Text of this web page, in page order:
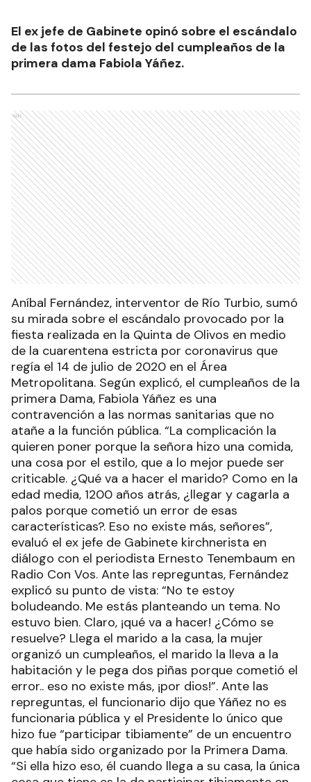
El ex jefe de Gabinete opinó sobre el escándalo
de las fotos del festejo del cumpleaños de la
primera dama Fabiola Yáñez.
Ads
Aníbal Fernández, interventor de Río Turbio, sumó
su mirada sobre el escándalo provocado por la
fiesta realizada en la Quinta de Olivos en medio
de la cuarentena estricta por coronavirus que
regía el 14 de julio de 2020 en el Área
Metropolitana. Según explicó, el cumpleaños de la
primera Dama, Fabiola Yáñez es una
contravención a las normas sanitarias que no
atañe a la función pública. “La complicación la
quieren poner porque la señora hizo una comida,
una cosa por el estilo, que a lo mejor puede ser
criticable. ¿Qué va a hacer el marido? Como en la
edad media, 1200 años atrás, ¿llegar y cagarla a
palos porque cometió un error de esas
características?. Eso no existe más, señores”,
evaluó el ex jefe de Gabinete kirchnerista en
diálogo con el periodista Ernesto Tenembaum en
Radio Con Vos. Ante las repreguntas, Fernández
explicó su punto de vista: “No te estoy
boludeando. Me estás planteando un tema. No
estuvo bien. Claro, ¡qué va a hacer! ¿Cómo se
resuelve? Llega el marido a la casa, la mujer
organizó un cumpleaños, el marido la lleva a la
habitación y le pega dos piñas porque cometió el
error.. eso no existe más, ¡por dios!”. Ante las
repreguntas, el funcionario dijo que Yáñez no es
funcionaria pública y el Presidente lo único que
hizo fue “participar tibiamente” de un encuentro
que había sido organizado por la Primera Dama.
“Si ella hizo eso, él cuando llega a su casa, la única